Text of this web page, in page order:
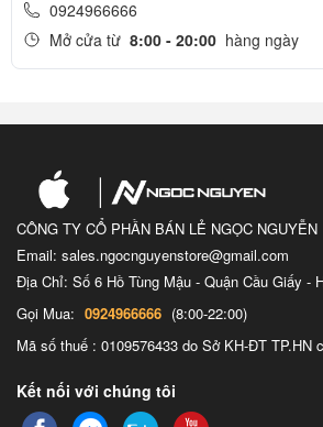
0924966666
Mở cửa từ 8:00 - 20:00 hàng ngày
CÔNG TY CỔ PHẦN BÁN LẺ NGỌC NGUYỄN
Email: sales.ngocnguyenstore@gmail.com
Địa Chỉ: Số 6 Hồ Tùng Mậu - Quận Cầu Giấy -
Gọi Mua: 0924966666 (8:00-22:00)
Mã số thuế : 0109576433 do Sở KH-ĐT TP.HN
Kết nối với chúng tôi